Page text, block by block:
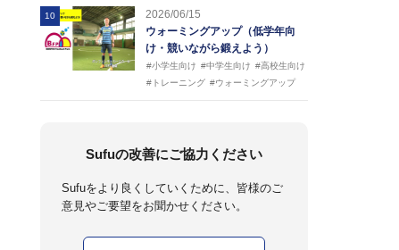
10
2026/06/15
ウォーミングアップ（低学年向
け・競いながら鍛えよう）
#小学生向け #中学生向け #高校生向け
#トレーニング #ウォーミングアップ
Sufuの改善にご協力ください
Sufuをより良くしていくために、皆様のご
意見やご要望をお聞かせください。